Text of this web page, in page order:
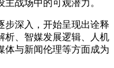
战场中的可观潜力。
深入，开始呈现出诠释
析、智媒发展逻辑、人机
体与新闻伦理等方面成为